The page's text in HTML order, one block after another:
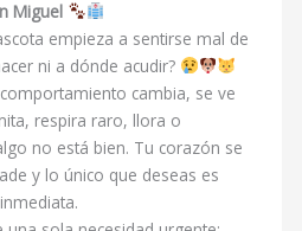
Miguel
empieza a sentirse mal de
ni a dónde acudir?
cambia, se ve
respira raro, llora o
no está bien. Tu corazón se
y lo único que deseas es